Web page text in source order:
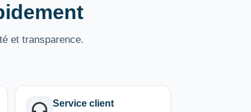
et transparence.
Service client